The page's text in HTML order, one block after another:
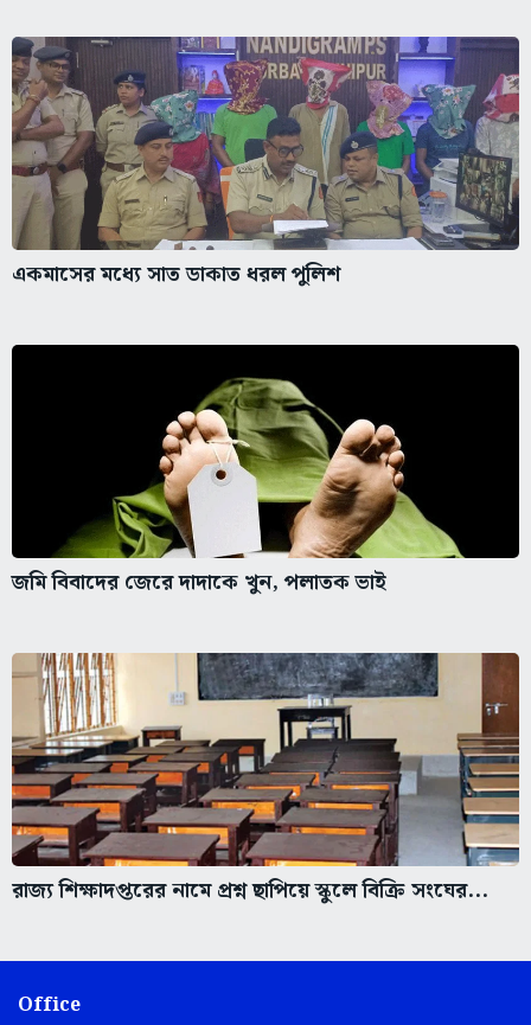
একমাসের মধ্যে সাত ডাকাত ধরল পুলিশ
জমি বিবাদের জেরে দাদাকে খুন, পলাতক ভাই
রাজ্য শিক্ষাদপ্তরের নামে প্রশ্ন ছাপিয়ে স্কুলে বিক্রি সংঘের...
Office